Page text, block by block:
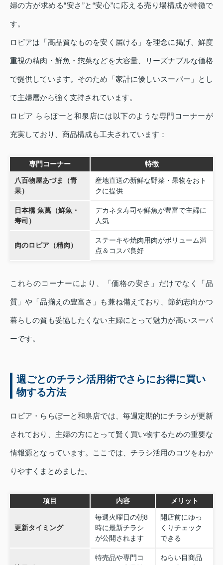
婦の方が求める“安さ”と“安心”に応える売り場構成が特徴で
す。
ロピアは「高品質なものを安く届ける」を理念に掲げ、鮮度
重視の精肉・鮮魚・惣菜などを大容量、リーズナブルな価格
で提供しています。そのため「家計に優しいスーパー」とし
て主婦層から強く支持されています。
ロピア ららぽーと和泉店には以下のような専門コーナーが
充実しており、商品構成も工夫されています：
専門コーナー 特徴
八百物屋あづま（青
果）
産地直送の新鮮な野菜・果物をおト
クに提供
日本橋 魚萬（鮮魚・
寿司）
デカネタ寿司や鮮魚が豊富で主婦に
人気
肉のロピア（精肉）
ステーキや焼肉用肉がボリューム満
点＆コスパ良好
これらのコーナーにより、「価格の安さ」だけでなく「品
質」や「品揃えの豊富さ」も兼ね備えており、節約志向かつ
暮らしの質も妥協したくない主婦にとって魅力が高いスーパ
ーです。
週ごとのチラシ活用術でさらにお得に買い
物する方法
ロピア・ららぽーと和泉店では、毎週定期的にチラシが更新
されており、主婦の方にとって賢く買い物するための重要な
情報源となっています。ここでは、チラシ活用のコツをわか
りやすくまとめました。
項目 内容 メリット
更新タイミング
毎週火曜日の朝8
時に最新チラシ
が公開されます
開店前にゆっ
くりチェック
できる
特売品や専門コ
ねらい目商品